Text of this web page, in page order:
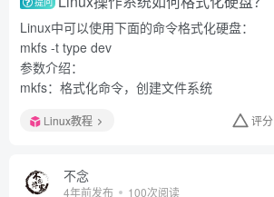
Linux中可以使用下面的命令格式化硬盘：
mkfs -t type dev
参数介绍：
mkfs：格式化命令，创建文件系统
Linux教程 评分
不念
4年前发布 100次阅读